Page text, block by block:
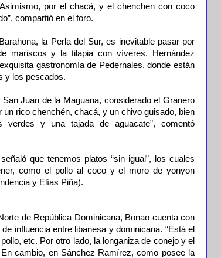
por el chacá, y el chenchen con coco
compartió en el foro.
la Perla del Sur, es inevitable pasar por
mariscos y la tilapia con víveres. Hernández
gastronomía de Pedernales, donde están
y los pescados.
Juan de la Maguana, considerado el Granero
un rico chenchén, chacá, y un chivo guisado, bien
verdes y una tajada de aguacate”, comentó
que tenemos platos “sin igual”, los cuales
como el pollo al coco y el moro de yonyon
y Elías Piña).
de República Dominicana, Bonao cuenta con
influencia entre libanesa y dominicana. “Está el
etc. Por otro lado, la longaniza de conejo y el
En cambio, en Sánchez Ramírez, como posee la